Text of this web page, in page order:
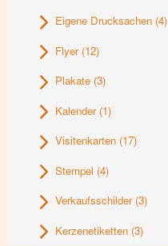
Eigene Drucksachen (4)
Flyer (12)
Plakate (3)
Kalender (1)
Visitenkarten (17)
Stempel (4)
Verkaufsschilder (3)
Kerzenetiketten (3)